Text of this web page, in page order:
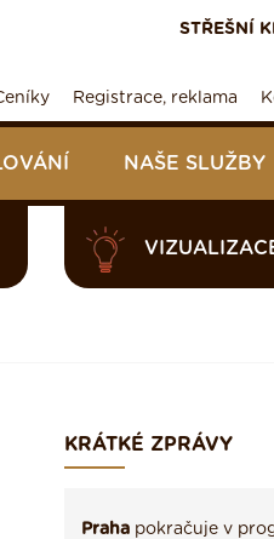
STŘEŠNÍ
Registrace, reklama
NAŠE SLUŽBY
KRÁTKÉ ZPRÁVY
Praha pokračuje v